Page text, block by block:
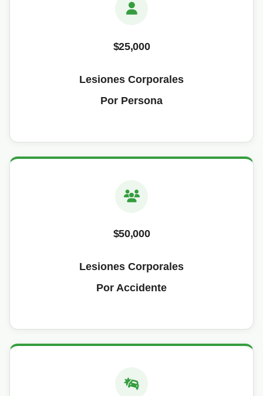
$25,000
Lesiones Corporales
Por Persona
$50,000
Lesiones Corporales
Por Accidente